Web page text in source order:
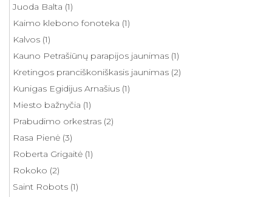
Juoda Balta (1)
Kaimo klebono fonoteka (1)
Kalvos (1)
Kauno Petrašiūnų parapijos jaunimas (1)
Kretingos pranciškoniškasis jaunimas (2)
Kunigas Egidijus Arnašius (1)
Miesto bažnyčia (1)
Prabudimo orkestras (2)
Rasa Pienė (3)
Roberta Grigaitė (1)
Rokoko (2)
Saint Robots (1)